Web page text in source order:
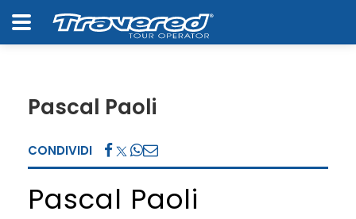
Pascal Paoli
CONDIVIDI
Pascal Paoli